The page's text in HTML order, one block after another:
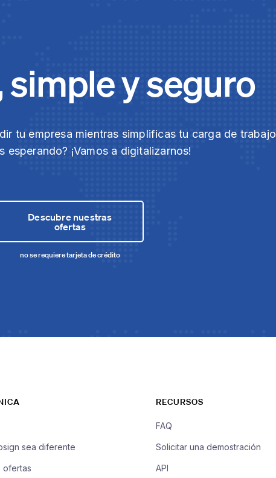
simple y seguro
tu empresa mientras simplificas tu carga de trabajo
esperando? ¡Vamos a digitalizarnos!
Descubre nuestras
ofertas
no se requiere tarjeta de crédito
sea diferente
ofertas
RECURSOS
FAQ
Solicitar una demostración
API